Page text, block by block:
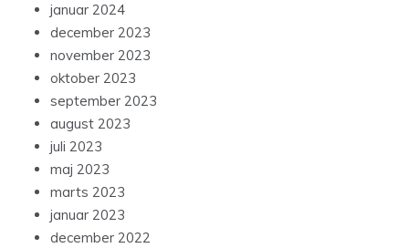
januar 2024
december 2023
november 2023
oktober 2023
september 2023
august 2023
juli 2023
maj 2023
marts 2023
januar 2023
december 2022